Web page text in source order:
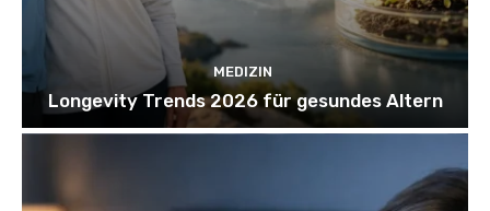
MEDIZIN
Longevity Trends 2026 für gesundes Altern